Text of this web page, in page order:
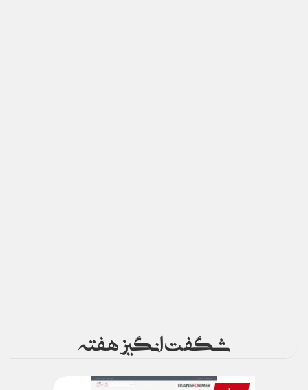
شگفت انگیز هفته